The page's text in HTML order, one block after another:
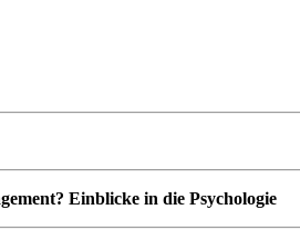
Einblicke in die Psychologie